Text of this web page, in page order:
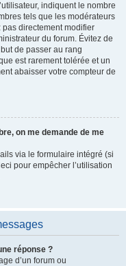
indiquent le nombre
tels que les modérateurs
directement modifier
du forum. Évitez de
de passer au rang
est rarement tolérée et un
abaisser votre compteur de
on me demande de me
via le formulaire intégré (si
pour empêcher l’utilisation
réponse ?
d’un forum ou